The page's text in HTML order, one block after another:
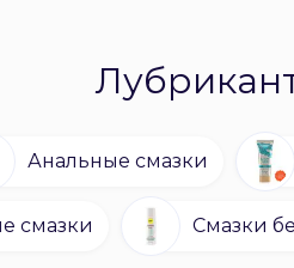
Анальные смазки
смазки Смазки